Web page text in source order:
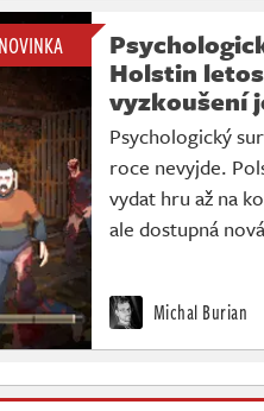
NOVINKA
Holstin
vyzkoušení
Psychologický
roce nevyjde.
vydat hru až na
ale dostupná
Michal Burian